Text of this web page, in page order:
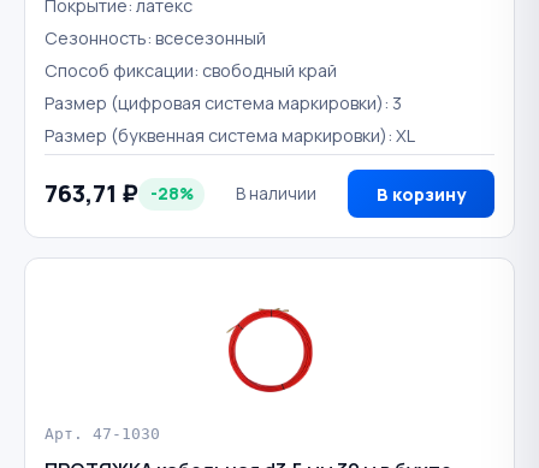
Покрытие: латекс
Сезонность: всесезонный
Способ фиксации: свободный край
Размер (цифровая система маркировки): 3
Размер (буквенная система маркировки): XL
763,71 ₽ -28% В наличии В корзину
Арт. 47-1030